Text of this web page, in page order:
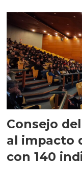
Consejo
al impacto
con 140